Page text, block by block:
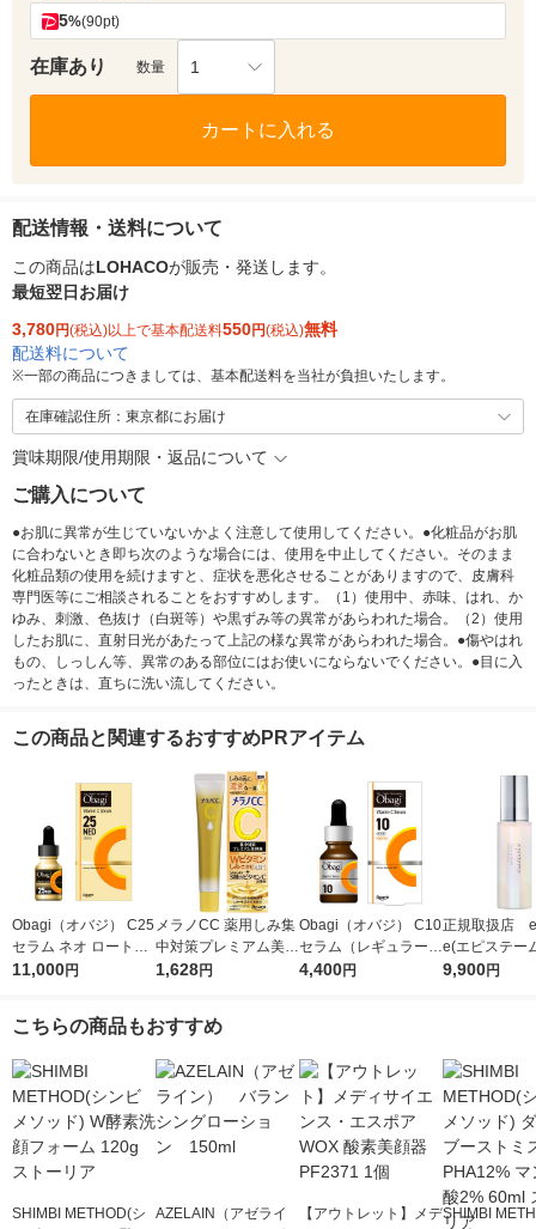
5%(90pt)
在庫あり 数量 1
カートに入れる
配送情報・送料について
この商品はLOHACOが販売・発送します。
最短翌日お届け
3,780円(税込)以上で基本配送料550円(税込)無料
配送料について
※一部の商品につきましては、基本配送料を当社が負担いたします。
在庫確認住所：東京都にお届け
賞味期限/使用期限・返品について
ご購入について
●お肌に異常が生じていないかよく注意して使用してください。●化粧品がお肌
に合わないとき即ち次のような場合には、使用を中止してください。そのまま
化粧品類の使用を続けますと、症状を悪化させることがありますので、皮膚科
専門医等にご相談されることをおすすめします。（1）使用中、赤味、はれ、か
ゆみ、刺激、色抜け（白斑等）や黒ずみ等の異常があらわれた場合。（2）使用
したお肌に、直射日光があたって上記の様な異常があらわれた場合。●傷やはれ
もの、しっしん等、異常のある部位にはお使いにならないでください。●目に入
ったときは、直ちに洗い流してください。
この商品と関連するおすすめPRアイテム
Obagi（オバジ） C25
セラム ネオ ロート製
薬
11,000円
メラノCC 薬用しみ集
中対策プレミアム美容
液 20ml ロート製薬
1,628円
Obagi（オバジ） C10
セラム（レギュラー）
ロート製薬
4,400円
正規取扱店
e(エピステー
ュートラルク
9,900円
こちらの商品もおすすめ
SHIMBI METHOD(シ
AZELAIN（アゼライ
【アウトレット】メデSHIMBI